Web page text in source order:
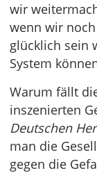
wir
wenn wir
glücklich sein
System
Warum fällt
inszenierten
Deutschen
man die
gegen die